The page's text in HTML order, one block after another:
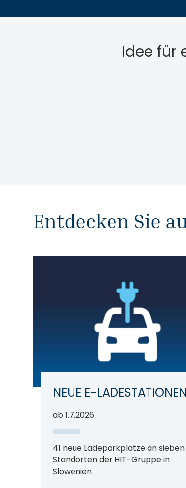
Idee für
Entdecken Sie
NEUE E-LADESTATIONEN
ab 1.7.2026
41 neue Ladeparkplätze an sieben
Standorten der HIT-Gruppe in
Slowenien